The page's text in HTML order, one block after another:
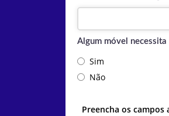
Algum móvel
Sim
Não
Preencha os